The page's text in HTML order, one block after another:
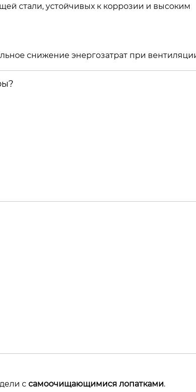
стали, устойчивых к коррозии и высоким
снижение энергозатрат при
с самоочищающимися лопатками.